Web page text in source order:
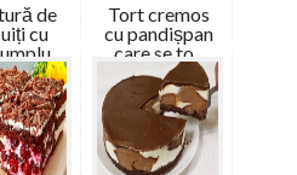
de
cu
Tort cremos
cu pandișpan
care se to...